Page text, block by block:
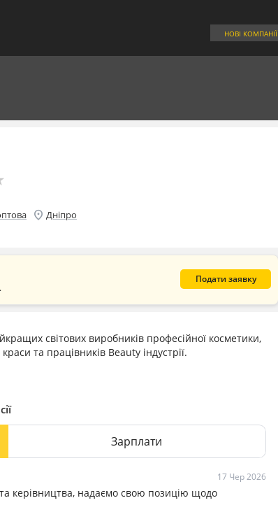
НОВІ КОМПАНІЇ
location_on Дніпро
Подати заявку
світових виробників професійної косметики,
та працівників Beauty індустрії.
Зарплати
17 Чер 2026
та керівництва, надаємо свою позицію щодо